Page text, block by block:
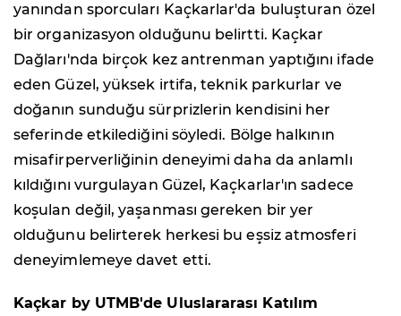
yanından sporcuları Kaçkarlar'da buluşturan özel
bir organizasyon olduğunu belirtti. Kaçkar
Dağları'nda birçok kez antrenman yaptığını ifade
eden Güzel, yüksek irtifa, teknik parkurlar ve
doğanın sunduğu sürprizlerin kendisini her
seferinde etkilediğini söyledi. Bölge halkının
misafirperverliğinin deneyimi daha da anlamlı
kıldığını vurgulayan Güzel, Kaçkarlar'ın sadece
koşulan değil, yaşanması gereken bir yer
olduğunu belirterek herkesi bu eşsiz atmosferi
deneyimlemeye davet etti.
Kaçkar by UTMB'de Uluslararası Katılım